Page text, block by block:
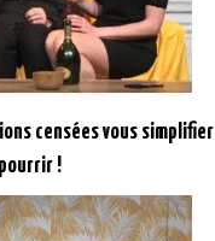
censées vous simplifier
!